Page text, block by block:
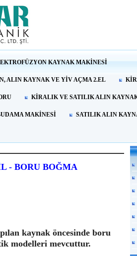
KAYNAK MAKİNESİ
ALIN KAYNAK VE YİV AÇMA 2.EL
KİRALIK VE SATILIK ALIN
MAKİNESİ SATILIK ALIN
- BORU BOĞMA
kaynak öncesinde boru
modelleri mevcuttur.